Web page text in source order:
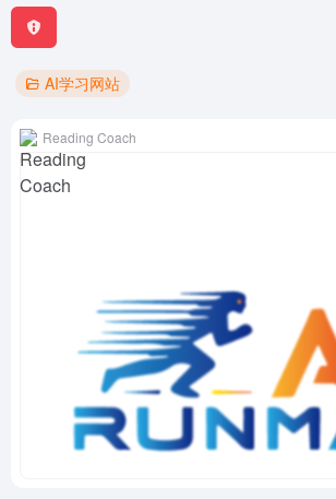
AI学习网站
Reading Coach